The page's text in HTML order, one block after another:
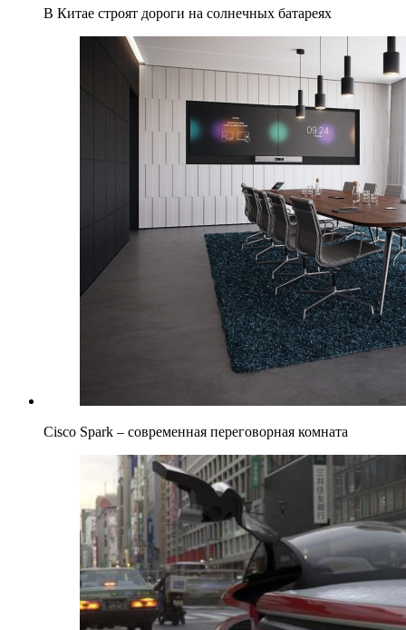
В Китае строят дороги на солнечных батареях
Cisco Spark – современная переговорная комната